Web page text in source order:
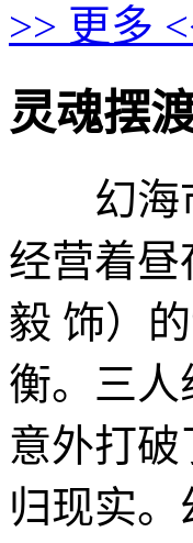
>> 更多
灵魂摆
幻海市
经营着昼
毅 饰）
衡。三
意外打
归现实